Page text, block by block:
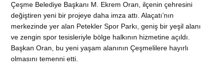
Çeşme Belediye Başkanı M. Ekrem Oran, ilçenin çehresini
değiştiren yeni bir projeye daha imza attı. Alaçatı’nın
merkezinde yer alan Petekler Spor Parkı, geniş bir yeşil alanı
ve zengin spor tesisleriyle bölge halkının hizmetine açıldı.
Başkan Oran, bu yeni yaşam alanının Çeşmelilere hayırlı
olmasını temenni etti.